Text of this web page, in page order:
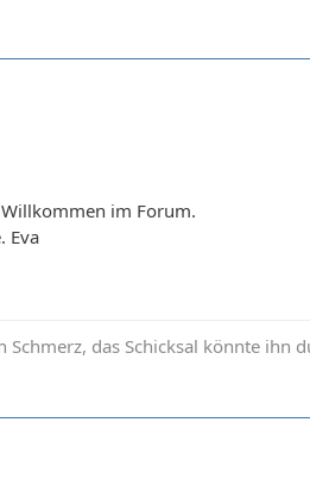
im Forum.
Eva
Schmerz, das Schicksal könnte ihn